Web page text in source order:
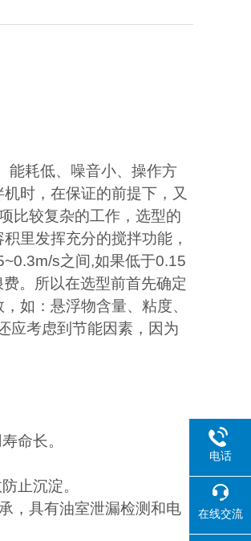
耗低、噪音小、操作方
时，在保证的前提下，又
比较复杂的工作，选型的
里发挥充分的搅拌功能，
s之间,如果低于0.15
。所以在选型前首先确定
如：悬浮物含量、粘度、
应考虑到节能因素，因为
命长。
止沉淀。
，具有油室泄漏检测和电
电话
在线交流